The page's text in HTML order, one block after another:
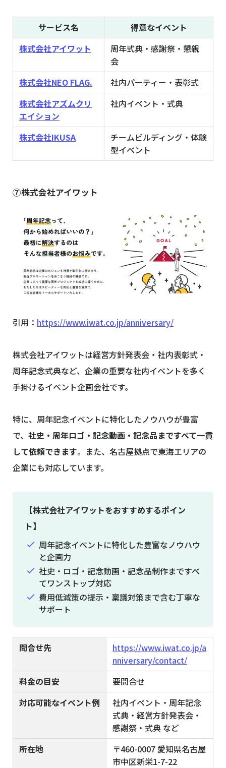
サービス名
得意なイベント
株式会社アイワット
周年式典・感謝祭・懇親
会
株式会社NEO FLAG.
社内パーティー・表彰式
株式会社アズムクリ
エイション
社内イベント・式典
株式会社IKUSA
チームビルディング・体験
型イベント
⑦株式会社アイワット
引用： https://www.iwat.co.jp/anniversary/
株式会社アイワットは経営方針発表会・社内表彰式・
周年記念式典など、企業の重要な社内イベントを多く
手掛けるイベント企画会社です。
特に、周年記念イベントに特化したノウハウが豊富
で、 社史・周年ロゴ・記念動画・記念品まですべて一貫
して依頼できます。また、名古屋拠点で東海エリアの
企業にも対応しています。
【株式会社アイワットをおすすめするポイン
ト】
周年記念イベントに特化した豊富なノウハウ
と企画力
社史・ロゴ・記念動画・記念品制作まですべ
てワンストップ対応
費用低減策の提示・稟議対策まで含む丁寧な
サポート
問合せ先
https://www.iwat.co.jp/a
nniversary/contact/
料金の目安
要問合せ
対応可能なイベント例
社内イベント・周年記念
式典・経営方針発表会・
感謝祭・式典 など
所在地
〒460-0007 愛知県名古屋
市中区新栄1-7-22